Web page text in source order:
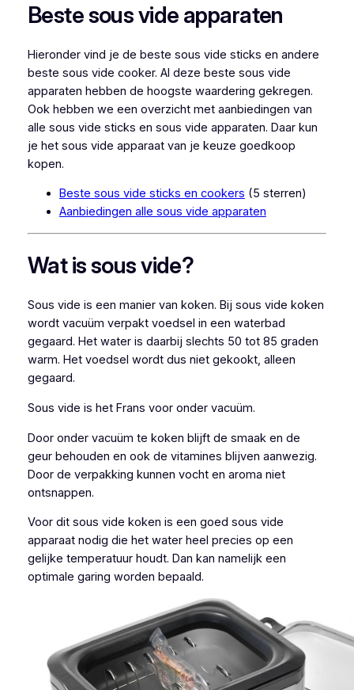
Beste sous vide apparaten
Hieronder vind je de beste sous vide sticks en andere
beste sous vide cooker. Al deze beste sous vide
apparaten hebben de hoogste waardering gekregen.
Ook hebben we een overzicht met aanbiedingen van
alle sous vide sticks en sous vide apparaten. Daar kun
je het sous vide apparaat van je keuze goedkoop
kopen.
Beste sous vide sticks en cookers (5 sterren)
Aanbiedingen alle sous vide apparaten
Wat is sous vide?
Sous vide is een manier van koken. Bij sous vide koken
wordt vacuüm verpakt voedsel in een waterbad
gegaard. Het water is daarbij slechts 50 tot 85 graden
warm. Het voedsel wordt dus niet gekookt, alleen
gegaard.
Sous vide is het Frans voor onder vacuüm.
Door onder vacuüm te koken blijft de smaak en de
geur behouden en ook de vitamines blijven aanwezig.
Door de verpakking kunnen vocht en aroma niet
ontsnappen.
Voor dit sous vide koken is een goed sous vide
apparaat nodig die het water heel precies op een
gelijke temperatuur houdt. Dan kan namelijk een
optimale garing worden bepaald.